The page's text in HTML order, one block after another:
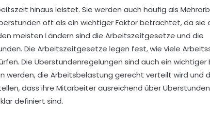
hinaus leistet. Sie werden auch häufig als
oft als ein wichtiger Faktor betrachtet, da sie
meisten Ländern sind die Arbeitszeitgesetze und die
Die Arbeitszeitgesetze legen fest, wie viele
Die Überstundenregelungen sind auch ein wichtiger
die Arbeitsbelastung gerecht verteilt wird und
dass ihre Mitarbeiter ausreichend über
definiert sind.